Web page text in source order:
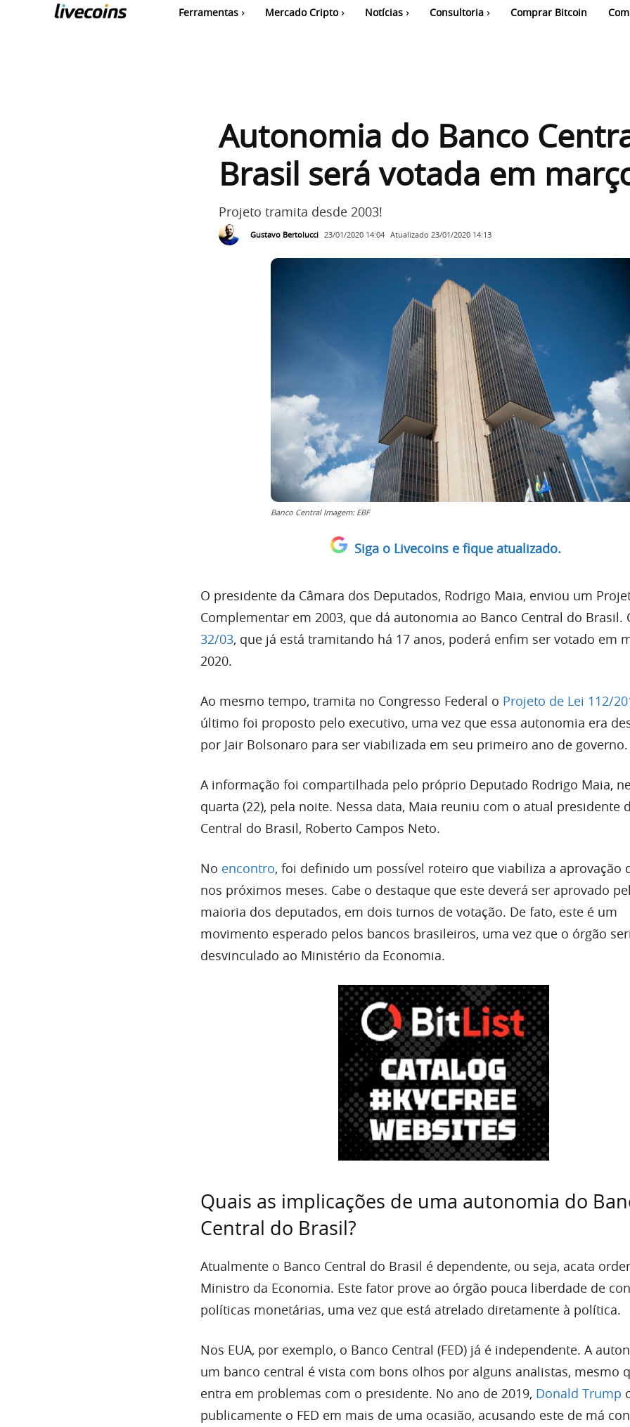
Ferramentas Mercado Cripto Notícias Consultoria Comprar Bitcoin
Autonomia do Banco
Brasil será votada em
Projeto tramita desde 2003!
Gustavo Bertolucci 23/01/2020 14:04 Atualizado 23/01/2020 14:13
Banco Central Imagem: EBF
Siga o Livecoins e fique atualizado.
O presidente da Câmara dos Deputados, Rodrigo Maia, enviou um
Complementar em 2003, que dá autonomia ao Banco Central do Brasil.
32/03, que já está tramitando há 17 anos, poderá enfim ser votado em
2020.
Ao mesmo tempo, tramita no Congresso Federal o Projeto de Lei 112/
último foi proposto pelo executivo, uma vez que essa autonomia era
por Jair Bolsonaro para ser viabilizada em seu primeiro ano de governo.
A informação foi compartilhada pelo próprio Deputado Rodrigo Maia,
quarta (22), pela noite. Nessa data, Maia reuniu com o atual presidente
Central do Brasil, Roberto Campos Neto.
No encontro, foi definido um possível roteiro que viabiliza a aprovação
nos próximos meses. Cabe o destaque que este deverá ser aprovado
maioria dos deputados, em dois turnos de votação. De fato, este é um
movimento esperado pelos bancos brasileiros, uma vez que o órgão
desvinculado ao Ministério da Economia.
Quais as implicações de uma autonomia do
Central do Brasil?
Atualmente o Banco Central do Brasil é dependente, ou seja, acata
Ministro da Economia. Este fator prove ao órgão pouca liberdade de
políticas monetárias, uma vez que está atrelado diretamente à política.
Nos EUA, por exemplo, o Banco Central (FED) já é independente. A
um banco central é vista com bons olhos por alguns analistas, mesmo
entra em problemas com o presidente. No ano de 2019, Donald Trump
publicamente o FED em mais de uma ocasião, acusando este de má